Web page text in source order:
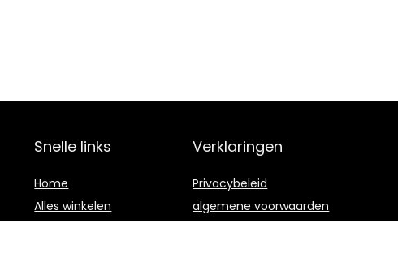
Snelle links
Home
Alles winkelen
Verklaringen
Privacybeleid
algemene voorwaarden